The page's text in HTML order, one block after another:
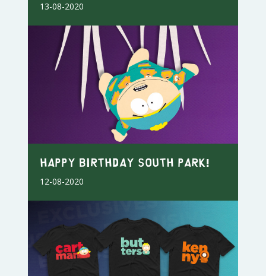
13-08-2020
Happy Birthday South Park!
12-08-2020